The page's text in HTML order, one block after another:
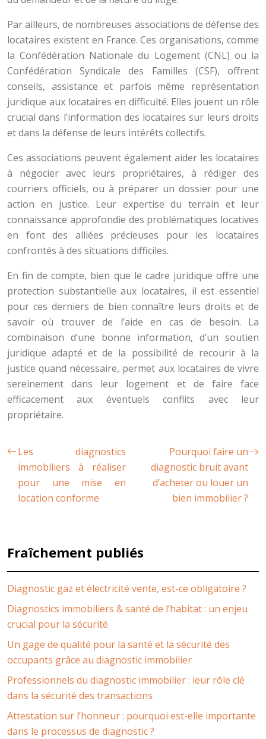
Par ailleurs, de nombreuses associations de défense des
locataires existent en France. Ces organisations, comme
la Confédération Nationale du Logement (CNL) ou la
Confédération Syndicale des Familles (CSF), offrent
conseils, assistance et parfois même représentation
juridique aux locataires en difficulté. Elles jouent un rôle
crucial dans l’information des locataires sur leurs droits
et dans la défense de leurs intérêts collectifs.
Ces associations peuvent également aider les locataires
à négocier avec leurs propriétaires, à rédiger des
courriers officiels, ou à préparer un dossier pour une
action en justice. Leur expertise du terrain et leur
connaissance approfondie des problématiques locatives
en font des alliées précieuses pour les locataires
confrontés à des situations difficiles.
En fin de compte, bien que le cadre juridique offre une
protection substantielle aux locataires, il est essentiel
pour ces derniers de bien connaître leurs droits et de
savoir où trouver de l’aide en cas de besoin. La
combinaison d’une bonne information, d’un soutien
juridique adapté et de la possibilité de recourir à la
justice quand nécessaire, permet aux locataires de vivre
sereinement dans leur logement et de faire face
efficacement aux éventuels conflits avec leur
propriétaire.
Les diagnostics
immobiliers à réaliser
pour une mise en
location conforme
Pourquoi faire un
diagnostic bruit avant
d’acheter ou louer un
bien immobilier ?
Fraîchement publiés
Diagnostic gaz et électricité vente, est-ce obligatoire ?
Diagnostics immobiliers & santé de l’habitat : un enjeu
crucial pour la sécurité
Un gage de qualité pour la santé et la sécurité des
occupants grâce au diagnostic immobilier
Professionnels du diagnostic immobilier : leur rôle clé
dans la sécurité des transactions
Attestation sur l’honneur : pourquoi est-elle importante
dans le processus de diagnostic ?